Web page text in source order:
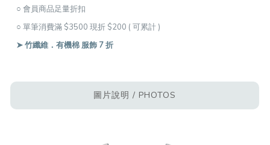
○ 會員商品足量折扣
○ 單筆消費滿 $3500 現折 $200 ( 可累計 )
➤ 竹纖維．有機棉 服飾 7 折
圖片說明 / PHOTOS